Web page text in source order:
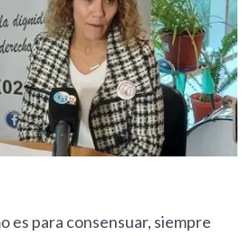
es para consensuar, siempre